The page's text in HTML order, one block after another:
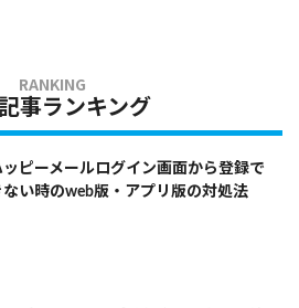
事ランキング
ッピーメールログイン画面から登録で
ない時のweb版・アプリ版の対処法